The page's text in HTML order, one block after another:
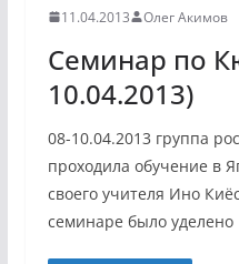
11.04.2013 Олег Акимов
Семинар по
10.04.2013)
08-10.04.2013 группа
проходила обучение в
своего учителя Ино
семинаре было уделено